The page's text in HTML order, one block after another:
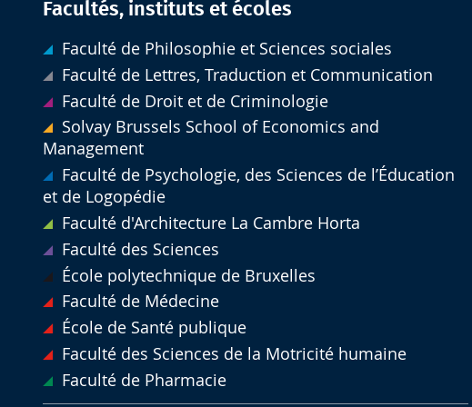
Facultés, instituts et écoles
Faculté de Philosophie et Sciences sociales
Faculté de Lettres, Traduction et Communication
Faculté de Droit et de Criminologie
Solvay Brussels School of Economics and
Management
Faculté de Psychologie, des Sciences de l’Éducation
et de Logopédie
Faculté d'Architecture La Cambre Horta
Faculté des Sciences
École polytechnique de Bruxelles
Faculté de Médecine
École de Santé publique
Faculté des Sciences de la Motricité humaine
Faculté de Pharmacie